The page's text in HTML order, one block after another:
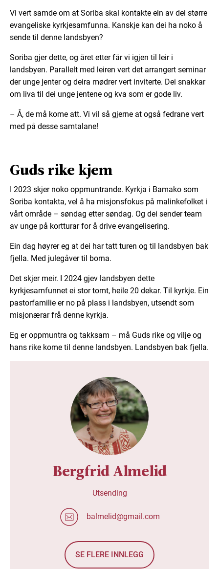
Vi vert samde om at Soriba skal kontakte ein av dei større
evangeliske kyrkjesamfunna. Kanskje kan dei ha noko å
sende til denne landsbyen?
Soriba gjer dette, og året etter får vi igjen til leir i
landsbyen. Parallelt med leiren vert det arrangert seminar
der unge jenter og deira mødrer vert inviterte. Dei snakkar
om liva til dei unge jentene og kva som er gode liv.
– Å, de må kome att. Vi vil så gjerne at også fedrane vert
med på desse samtalane!
Guds rike kjem
I 2023 skjer noko oppmuntrande. Kyrkja i Bamako som
Soriba kontakta, vel å ha misjonsfokus på malinkefolket i
vårt område – søndag etter søndag. Og dei sender team
av unge på kortturar for å drive evangelisering.
Ein dag høyrer eg at dei har tatt turen og til landsbyen bak
fjella. Med julegåver til borna.
Det skjer meir. I 2024 gjev landsbyen dette
kyrkjesamfunnet ei stor tomt, heile 20 dekar. Til kyrkje. Ein
pastorfamilie er no på plass i landsbyen, utsendt som
misjonærar frå denne kyrkja.
Eg er oppmuntra og takksam – må Guds rike og vilje og
hans rike kome til denne landsbyen. Landsbyen bak fjella.
Bergfrid Almelid
Utsending
balmelid@gmail.com
SE FLERE INNLEGG